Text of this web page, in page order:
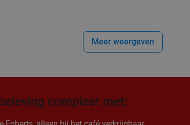
Meer weergeven
compleet met: